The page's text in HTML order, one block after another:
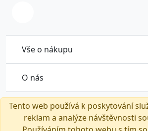
Tento web používá k poskytování
reklam a analýze návštěvnosti
Vše o nákupu
O nás